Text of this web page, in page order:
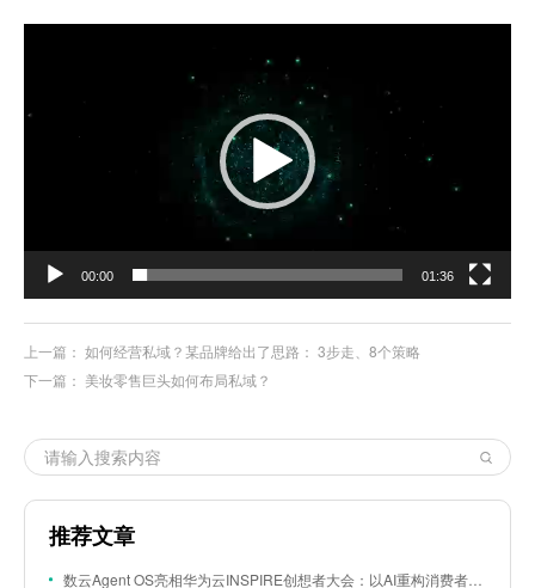
放
00:00 01:36
上一篇： 如何经营私域？某品牌给出了思路： 3步走、8个策略
下一篇： 美妆零售巨头如何布局私域？
推荐文章
数云Agent OS亮相华为云INSPIRE创想者大会：以AI重构消费者运营与零售营销新范式